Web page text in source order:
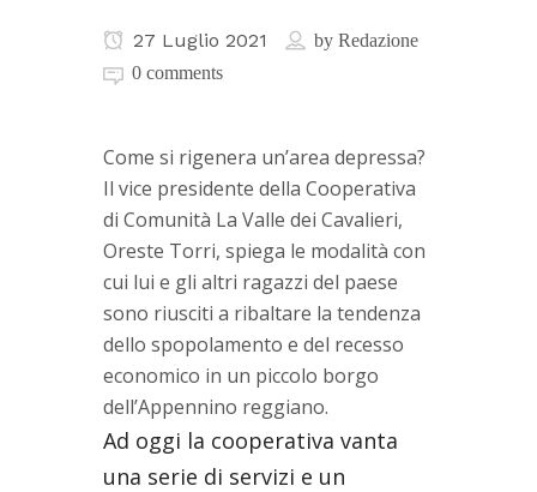
27 Luglio 2021 by Redazione
0 comments
Come si rigenera un’area depressa?
Il vice presidente della Cooperativa
di Comunità La Valle dei Cavalieri,
Oreste Torri, spiega le modalità con
cui lui e gli altri ragazzi del paese
sono riusciti a ribaltare la tendenza
dello spopolamento e del recesso
economico in un piccolo borgo
dell’Appennino reggiano.
Ad oggi la cooperativa vanta
una serie di servizi e un